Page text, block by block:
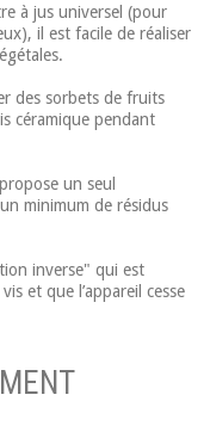
à jus universel (pour
il est facile de réaliser
des sorbets de fruits
céramique pendant
un seul
minimum de résidus
inverse" qui est
et que l’appareil cesse